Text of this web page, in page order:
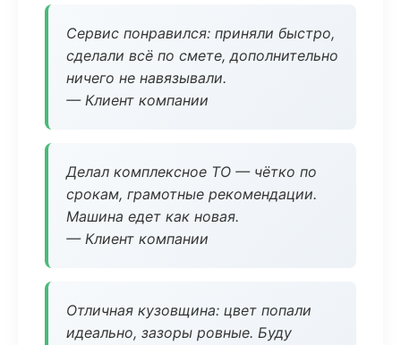
Сервис понравился: приняли быстро,
сделали всё по смете, дополнительно
ничего не навязывали.
— Клиент компании
Делал комплексное ТО — чётко по
срокам, грамотные рекомендации.
Машина едет как новая.
— Клиент компании
Отличная кузовщина: цвет попали
идеально, зазоры ровные. Буду